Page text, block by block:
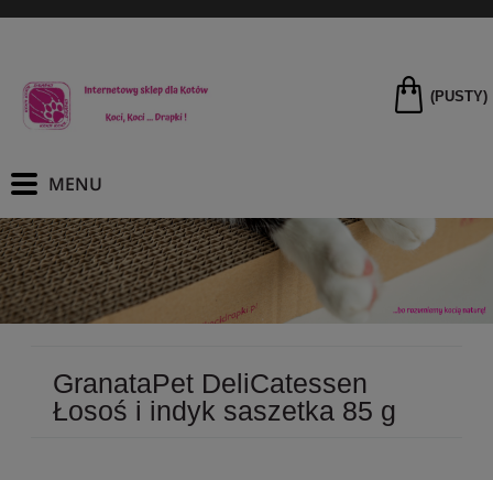
(PUSTY)
GranataPet DeliCatessen
Łosoś i indyk saszetka 85 g